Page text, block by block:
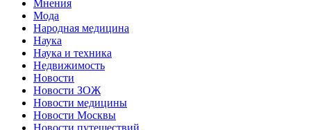
Мнения
Мода
Народная медицина
Наука
Наука и техника
Недвижимость
Новости
Новости ЗОЖ
Новости медицины
Новости Москвы
Новости путешествий